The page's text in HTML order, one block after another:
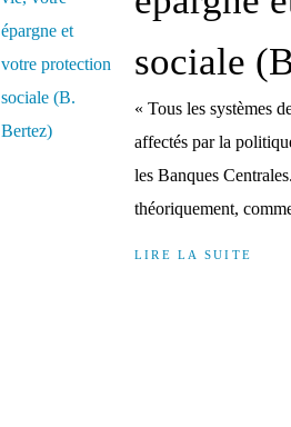
sociale
« Tous les systèmes
affectés par la
les Banques
théoriquement,
LIRE LA SUITE